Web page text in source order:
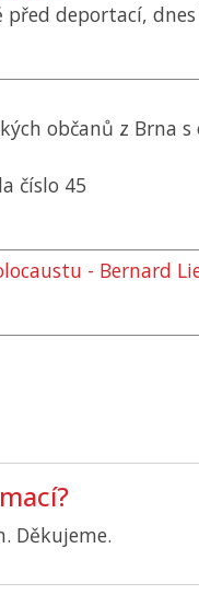
deportací, dnes
občanů z Brna s
číslo 45
- Bernard
Děkujeme.